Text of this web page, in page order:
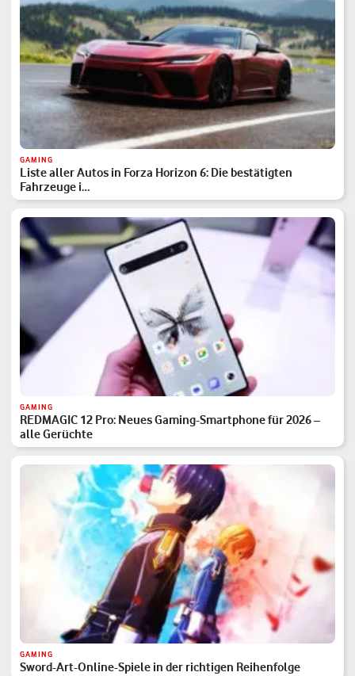
GAMING
Liste aller Autos in Forza Horizon 6: Die bestätigten
Fahrzeuge i…
GAMING
REDMAGIC 12 Pro: Neues Gaming-Smartphone für 2026 –
alle Gerüchte
GAMING
Sword-Art-Online-Spiele in der richtigen Reihenfolge